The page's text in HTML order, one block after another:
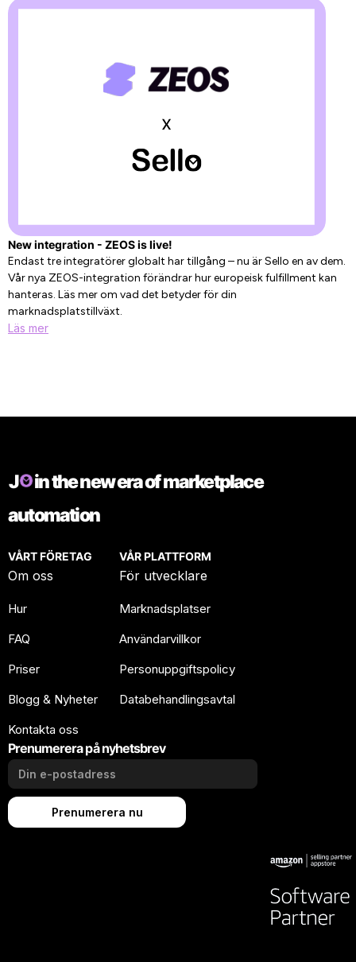
New integration - ZEOS is live!
Endast tre integratörer globalt har tillgång – nu är Sello en av dem.
Vår nya ZEOS-integration förändrar hur europeisk fulfillment kan
hanteras. Läs mer om vad det betyder för din
marknadsplatstillväxt.
Läs mer
J
in the new era of marketplace
automation
VÅRT FÖRETAG
Om oss
Hur
FAQ
Priser
Blogg & Nyheter
Kontakta oss
VÅR PLATTFORM
För utvecklare
Marknadsplatser
Användarvillkor
Personuppgiftspolicy
Databehandlingsavtal
Prenumerera på nyhetsbrev